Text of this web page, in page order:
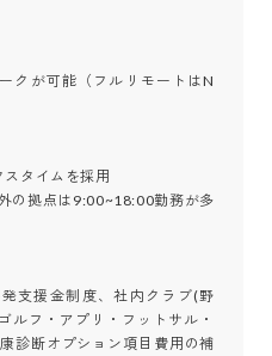
クが可能（フルリモートはN
タイムを採用
の拠点は9:00~18:00勤務が多
支援金制度、社内クラブ(野
ルフ・アプリ・フットサル・
診断オプション項目費用の補